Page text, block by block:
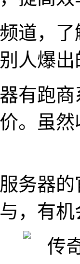
道，
人爆
有跑
。虽
务器
，有